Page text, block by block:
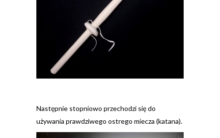
Następnie stopniowo przechodzi się do
używania prawdziwego ostrego miecza (katana).